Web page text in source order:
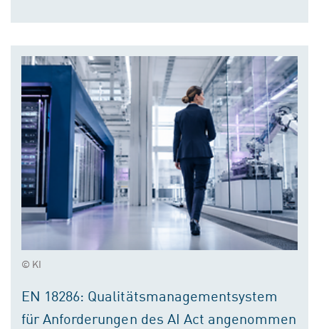
© KI
EN 18286: Qualitätsmanagementsystem
für Anforderungen des AI Act angenommen